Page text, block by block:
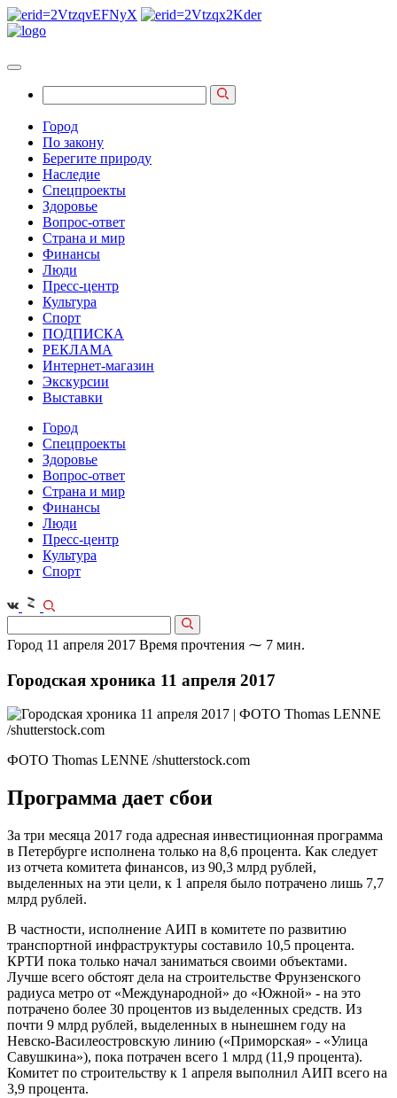
Город
По закону
Берегите природу
Наследие
Спецпроекты
Здоровье
Вопрос-ответ
Страна и мир
Финансы
Люди
Пресс-центр
Культура
Спорт
ПОДПИСКА
РЕКЛАМА
Интернет-магазин
Экскурсии
Выставки
Город
Спецпроекты
Здоровье
Вопрос-ответ
Страна и мир
Финансы
Люди
Пресс-центр
Культура
Спорт
Город 11 апреля 2017 Время прочтения ⁓ 7 мин.
Городская хроника 11 апреля 2017
ФОТО Thomas LENNE /shutterstock.com
Программа дает сбои
За три месяца 2017 года адресная инвестиционная программа
в Петербурге исполнена только на 8,6 процента. Как следует
из отчета комитета финансов, из 90,3 млрд рублей,
выделенных на эти цели, к 1 апреля было потрачено лишь 7,7
млрд рублей.
В частности, исполнение АИП в комитете по развитию
транспортной инфраструктуры составило 10,5 процента.
КРТИ пока только начал заниматься своими объектами.
Лучше всего обстоят дела на строительстве Фрунзенского
радиуса метро от «Международной» до «Южной» - на это
потрачено более 30 процентов из выделенных средств. Из
почти 9 млрд рублей, выделенных в нынешнем году на
Невско-Василеостровскую линию («Приморская» - «Улица
Савушкина»), пока потрачен всего 1 млрд (11,9 процента).
Комитет по строительству к 1 апреля выполнил АИП всего на
3,9 процента.